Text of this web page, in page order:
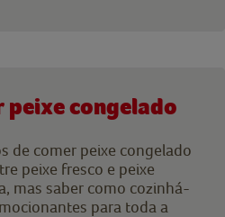
peixe congelado
de comer peixe congelado
peixe fresco e peixe
mas saber como cozinhá-
para toda a